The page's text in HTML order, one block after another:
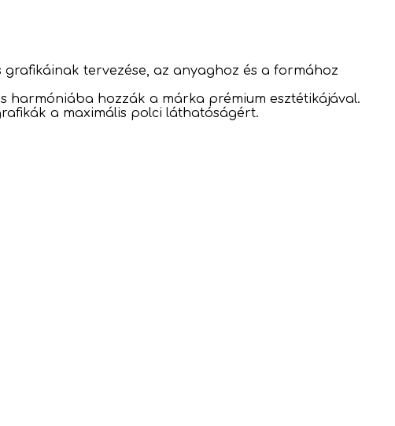
tervezése, az anyaghoz és a formához
harmóniába hozzák a márka prémium esztétikájával.
a maximális polci láthatóságért.